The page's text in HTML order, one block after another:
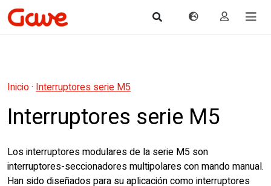
Inicio· Interruptores serie M5
Interruptores serie M5
Los interruptores modulares de la serie M5 son
interruptores-seccionadores multipolares con mando manual.
Han sido diseñados para su aplicación como interruptores